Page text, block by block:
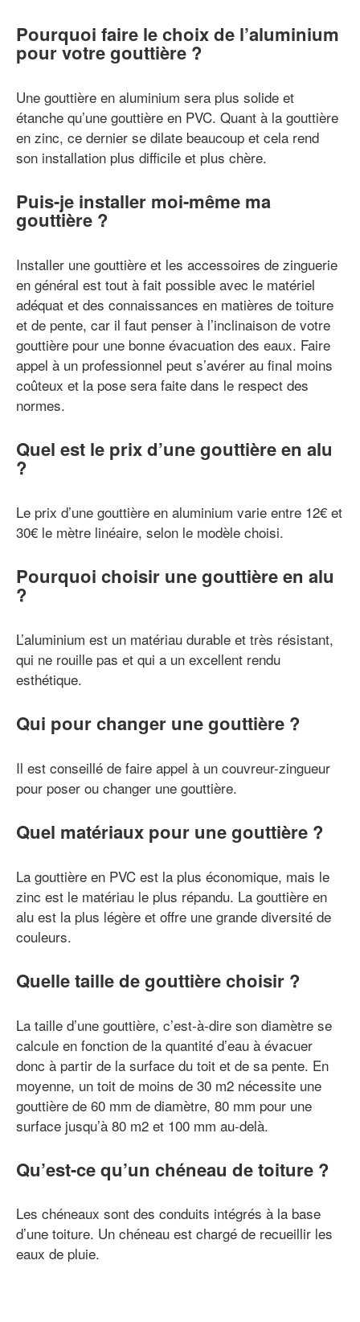
Pourquoi faire le choix de l’aluminium
pour votre gouttière ?
Une gouttière en aluminium sera plus solide et
étanche qu’une gouttière en PVC. Quant à la gouttière
en zinc, ce dernier se dilate beaucoup et cela rend
son installation plus difficile et plus chère.
Puis-je installer moi-même ma
gouttière ?
Installer une gouttière et les accessoires de zinguerie
en général est tout à fait possible avec le matériel
adéquat et des connaissances en matières de toiture
et de pente, car il faut penser à l’inclinaison de votre
gouttière pour une bonne évacuation des eaux. Faire
appel à un professionnel peut s’avérer au final moins
coûteux et la pose sera faite dans le respect des
normes.
Quel est le prix d’une gouttière en alu
?
Le prix d’une gouttière en aluminium varie entre 12€ et
30€ le mètre linéaire, selon le modèle choisi.
Pourquoi choisir une gouttière en alu
?
L’aluminium est un matériau durable et très résistant,
qui ne rouille pas et qui a un excellent rendu
esthétique.
Qui pour changer une gouttière ?
Il est conseillé de faire appel à un couvreur-zingueur
pour poser ou changer une gouttière.
Quel matériaux pour une gouttière ?
La gouttière en PVC est la plus économique, mais le
zinc est le matériau le plus répandu. La gouttière en
alu est la plus légère et offre une grande diversité de
couleurs.
Quelle taille de gouttière choisir ?
La taille d’une gouttière, c’est-à-dire son diamètre se
calcule en fonction de la quantité d’eau à évacuer
donc à partir de la surface du toit et de sa pente. En
moyenne, un toit de moins de 30 m2 nécessite une
gouttière de 60 mm de diamètre, 80 mm pour une
surface jusqu’à 80 m2 et 100 mm au-delà.
Qu’est-ce qu’un chéneau de toiture ?
Les chéneaux sont des conduits intégrés à la base
d’une toiture. Un chéneau est chargé de recueillir les
eaux de pluie.